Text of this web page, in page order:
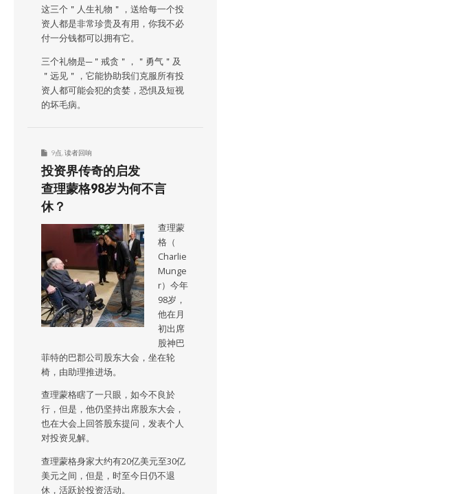
这三个＂人生礼物＂，送给每一个投
资人都是非常珍贵及有用，你我不必
付一分钱都可以拥有它。
三个礼物是─＂戒贪＂，＂勇气＂及
＂远见＂，它能协助我们克服所有投
资人都可能会犯的贪婪，恐惧及短视
的坏毛病。
9点 读者回响
投资界传奇的启发
查理蒙格98岁为何不言
休？
查理蒙
格（
Charlie
Munge
r）今年
98岁，
他在月
初出席
股神巴
菲特的巴郡公司股东大会，坐在轮
椅，由助理推进场。
查理蒙格瞎了一只眼，如今不良於
行，但是，他仍坚持出席股东大会，
也在大会上回答股东提问，发表个人
对投资见解。
查理蒙格身家大约有20亿美元至30亿
美元之间，但是，时至今日仍不退
休，活跃於投资活动。